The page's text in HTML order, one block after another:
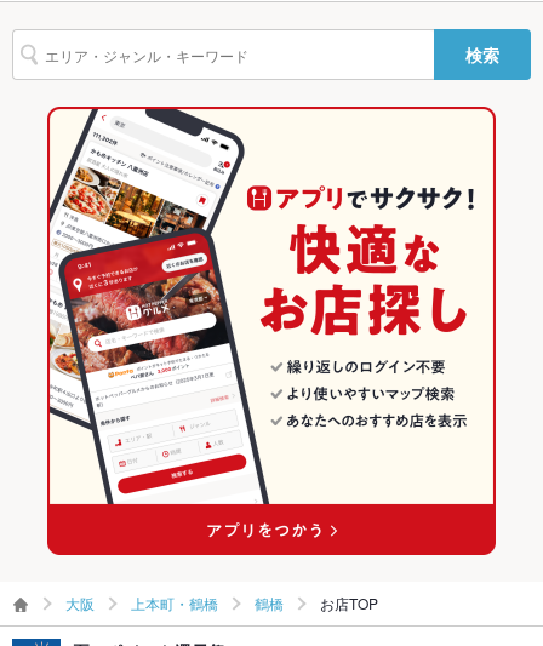
バリアフリ
ー
なし
駐車場 なし
その他設備 －
その他
飲み放題 あり ：コースの場合に限る
食べ放題 なし
日本酒充実
お子様連れ お子様連れ歓迎
－
鶴橋駅 × 焼肉・ホルモン
鶴橋駅 × 焼肉
大阪
大阪 × 焼肉・ホルモン
大阪 × 焼肉
大阪のグルメランキング
大阪の焼肉・ホルモンランキング
上本町・鶴橋のグルメランキング
上本町・鶴橋の焼肉・ホルモンランキング
鶴橋のグルメランキング
鶴橋の焼肉・ホルモンランキング
検索
大阪 上本町・鶴橋 鶴橋 お店TOP